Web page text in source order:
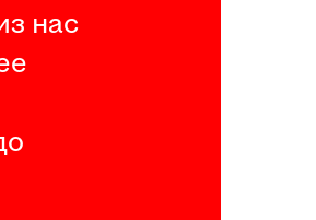
нас